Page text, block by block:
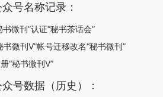
号名称记录：
微刊”认证“秘书茶话会”
微刊V”帐号迁移改名“秘书微刊”
“秘书微刊V”
号数据（历史）：